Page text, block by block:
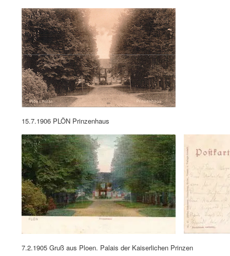
15.7.1906 PLÖN Prinzenhaus
7.2.1905 Gruß aus Ploen. Palais der Kaiserlichen Prinzen